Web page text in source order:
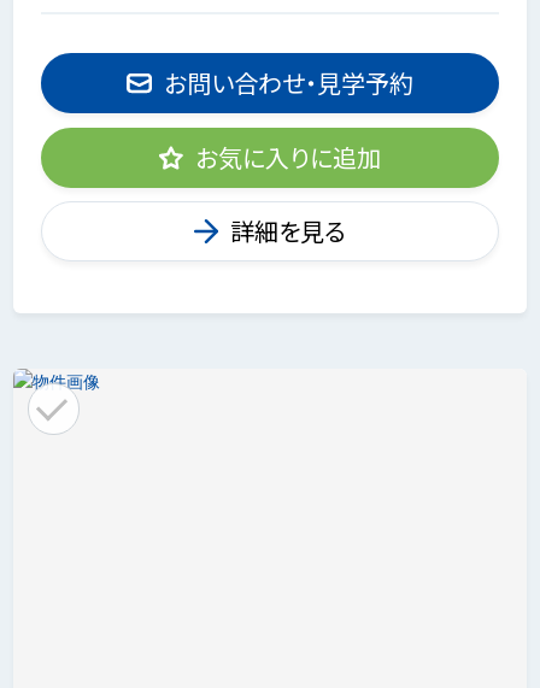
お問い合わせ・見学予約
お気に入りに追加
詳細を見る